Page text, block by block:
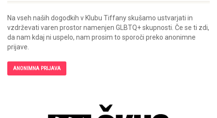
Na vseh naših dogodkih v Klubu Tiffany skušamo ustvarjati in
vzdrževati varen prostor namenjen GLBTQ+ skupnosti. Če se ti zdi,
da nam kdaj ni uspelo, nam prosim to sporoči preko anonimne
prijave.
ANONIMNA PRIJAVA